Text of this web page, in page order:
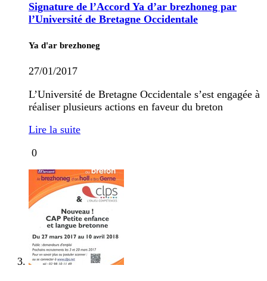
Signature de l’Accord Ya d’ar brezhoneg par
l’Université de Bretagne Occidentale
Ya d'ar brezhoneg
27/01/2017
L’Université de Bretagne Occidentale s’est engagée à
réaliser plusieurs actions en faveur du breton
Lire la suite
0